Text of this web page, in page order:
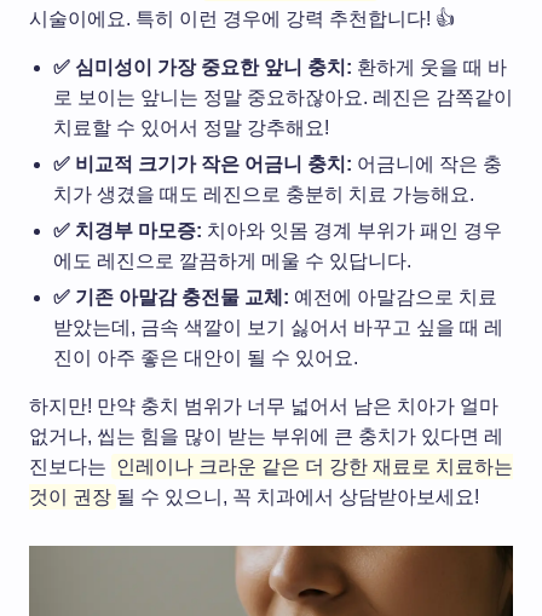
시술이에요. 특히 이런 경우에 강력 추천합니다! 👍
✅ 심미성이 가장 중요한 앞니 충치: 환하게 웃을 때 바
로 보이는 앞니는 정말 중요하잖아요. 레진은 감쪽같이
치료할 수 있어서 정말 강추해요!
✅ 비교적 크기가 작은 어금니 충치: 어금니에 작은 충
치가 생겼을 때도 레진으로 충분히 치료 가능해요.
✅ 치경부 마모증: 치아와 잇몸 경계 부위가 패인 경우
에도 레진으로 깔끔하게 메울 수 있답니다.
✅ 기존 아말감 충전물 교체: 예전에 아말감으로 치료
받았는데, 금속 색깔이 보기 싫어서 바꾸고 싶을 때 레
진이 아주 좋은 대안이 될 수 있어요.
하지만! 만약 충치 범위가 너무 넓어서 남은 치아가 얼마
없거나, 씹는 힘을 많이 받는 부위에 큰 충치가 있다면 레
진보다는 인레이나 크라운 같은 더 강한 재료로 치료하는
것이 권장 될 수 있으니, 꼭 치과에서 상담받아보세요!